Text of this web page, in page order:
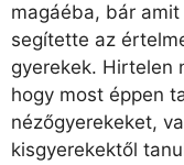
magáéba, bár
segítette az
gyerekek. Hirtelen
hogy most éppen
nézőgyerekeket,
kisgyerekektől